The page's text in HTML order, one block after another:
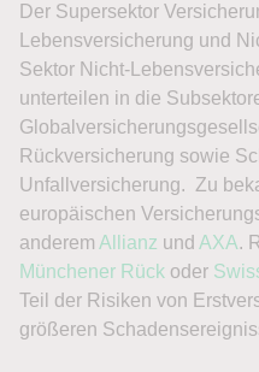
Der Supersektor
Lebensversicherung und
Sektor Nicht-
unterteilen in die
Rückversicherung sowie
Unfallversicherung. Zu
europäischen
anderem Allianz und AXA.
Münchener Rück oder
Teil der Risiken von
größeren